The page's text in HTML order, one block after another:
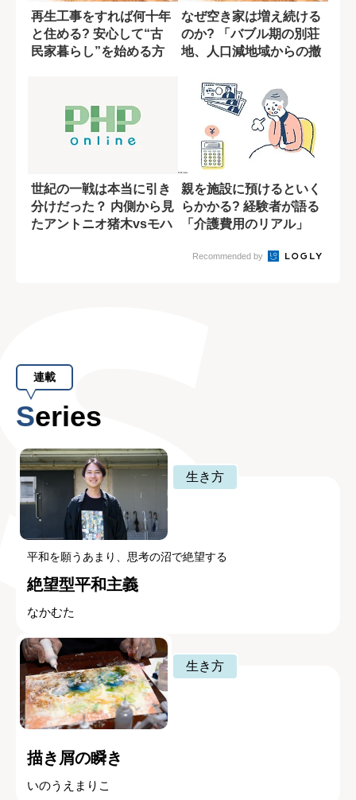
再生工事をすれば何十年
と住める? 安心して“古
民家暮らし”を始める方
なぜ空き家は増え続ける
のか? 「バブル期の別荘
地、人口減地域からの撤
世紀の一戦は本当に引き
分けだった？ 内側から見
たアントニオ猪木vsモハ
親を施設に預けるといく
らかかる? 経験者が語る
「介護費用のリアル」
Recommended by
連載
Series
生き方
平和を願うあまり、思考の沼で絶望する
絶望型平和主義
なかむた
生き方
描き屑の瞬き
いのうえまりこ